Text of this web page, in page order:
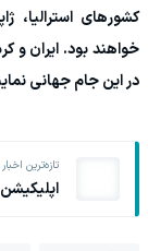
کشورهای استرالیا،
خواهند بود. ایران
در این جام جهانی
تازه‌ترین